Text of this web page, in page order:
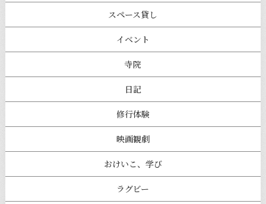
スペース貸し
イベント
寺院
日記
修行体験
映画観劇
おけいこ、学び
ラグビー